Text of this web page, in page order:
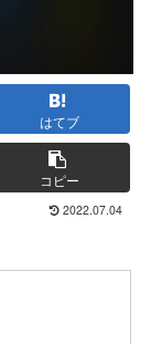
はてブ
コピー
2022.07.04